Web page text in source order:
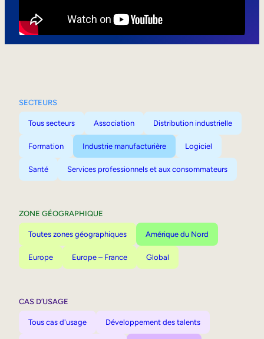
SECTEURS
Tous secteurs Association Distribution industrielle
Formation Industrie manufacturière Logiciel
Santé Services professionnels et aux consommateurs
ZONE GÉOGRAPHIQUE
Toutes zones géographiques Amérique du Nord
Europe Europe – France Global
CAS D’USAGE
Tous cas d'usage Développement des talents